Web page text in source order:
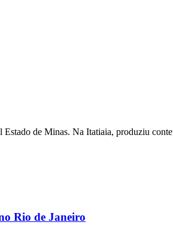
de Minas. Na Itatiaia, produziu
Rio de Janeiro